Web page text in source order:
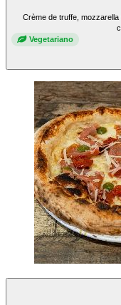
Crème de truffe,
Vegetariano